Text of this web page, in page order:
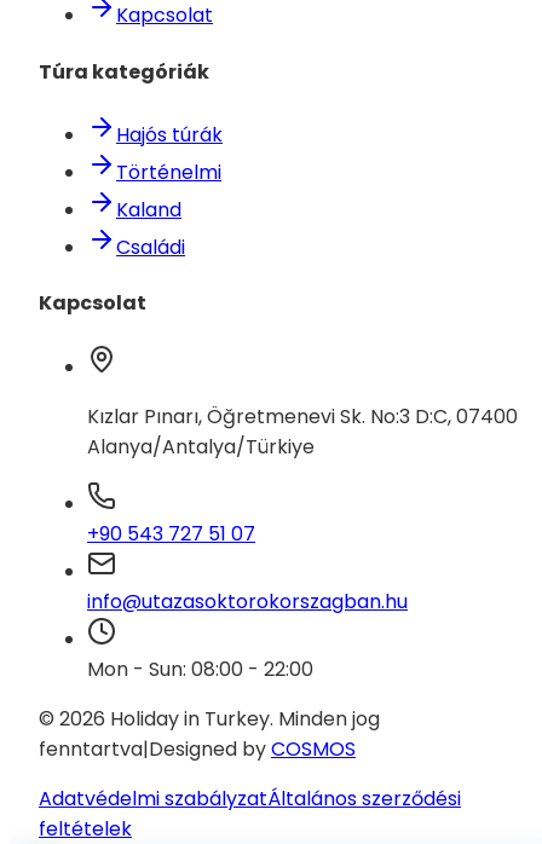
Kapcsolat
Túra kategóriák
Hajós túrák
Történelmi
Kaland
Családi
Kapcsolat
Kızlar Pınarı, Öğretmenevi Sk. No:3 D:C, 07400
Alanya/Antalya/Türkiye
+90 543 727 51 07
info@utazasoktorokorszagban.hu
Mon - Sun: 08:00 - 22:00
© 2026 Holiday in Turkey. Minden jog
fenntartva|Designed byCOSMOS
Adatvédelmi szabályzatÁltalános szerződési
feltételek